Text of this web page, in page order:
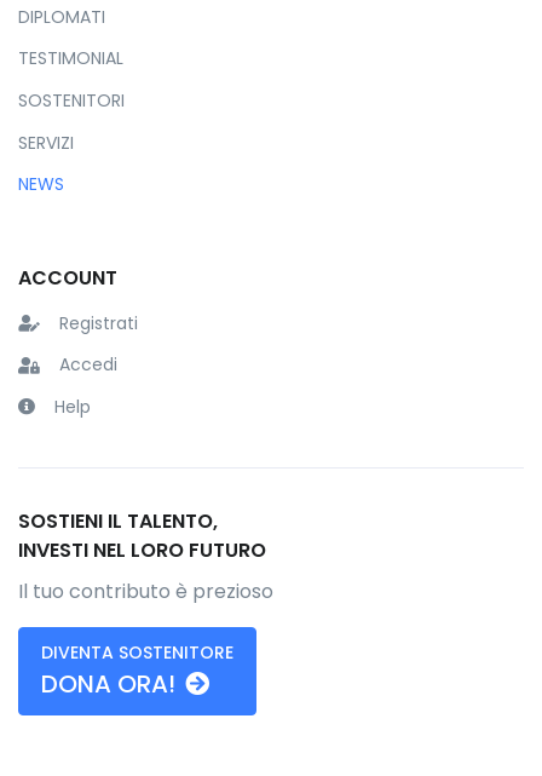
DIPLOMATI
TESTIMONIAL
SOSTENITORI
SERVIZI
NEWS
ACCOUNT
Registrati
Accedi
Help
SOSTIENI IL TALENTO,
INVESTI NEL LORO FUTURO
Il tuo contributo è prezioso
DIVENTA SOSTENITORE
DONA ORA!